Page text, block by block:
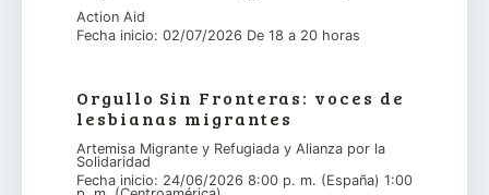
Action Aid
Fecha inicio: 02/07/2026 De 18 a 20 horas
Orgullo Sin Fronteras: voces de
lesbianas migrantes
Artemisa Migrante y Refugiada y Alianza por la
Solidaridad
Fecha inicio: 24/06/2026 8:00 p. m. (España) 1:00